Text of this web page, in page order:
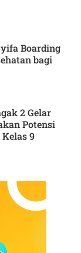
Boarding
bagi
2 Gelar
Potensi
9